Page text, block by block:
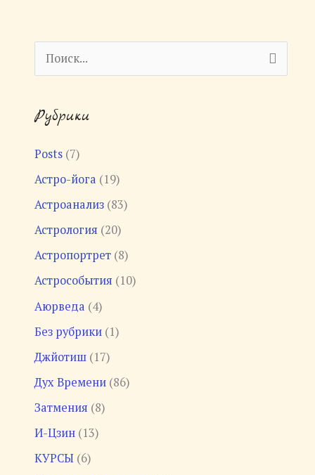
и
к
Рубрики
Posts(7)
Астро-йога (19)
Астроанализ(83)
Астрология (20)
Астропортрет(8)
Астрособытия (10)
Аюрведа (4)
Без рубрики(1)
Джйотиш(17)
Дух Времени(86)
Затмения (8)
И-Цзин(13)
КУРСЫ(6)